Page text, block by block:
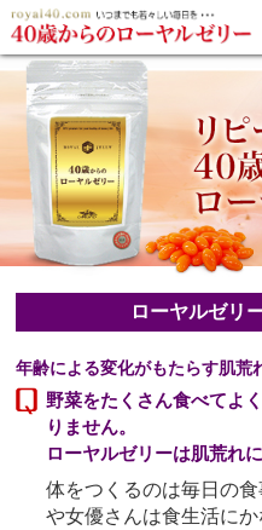
ローヤルゼリ
年齢による変化がもたらす肌荒
野菜をたくさん食べてよ
りません。
ローヤルゼリーは肌荒れ
体をつくるのは毎日の
や女優さんは食生活に